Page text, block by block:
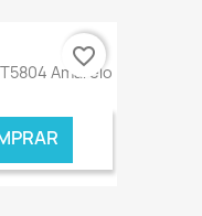
Amarelo
favorite_border